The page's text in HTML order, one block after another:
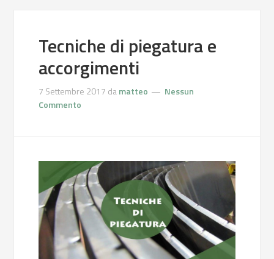
Tecniche di piegatura e
accorgimenti
7 Settembre 2017 damatteo
Nessun
Commento